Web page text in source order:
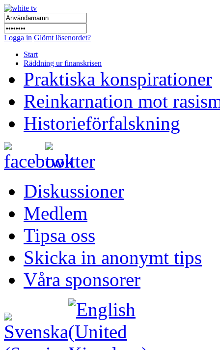
Logga in Glömt lösenordet?
Start
Räddning ur finanskrisen
Praktiska konspirationer
Reinkarnation mot
Historieförfalskning
Diskussioner
Medlem
Tipsa oss
Skicka in anonymt tips
Våra sponsorer